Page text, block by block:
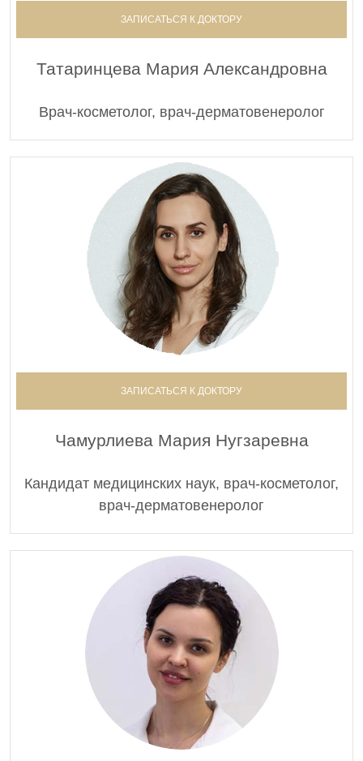
ЗАПИСАТЬСЯ К ДОКТОРУ
Татаринцева Мария Александровна
Врач-косметолог, врач-дерматовенеролог
ЗАПИСАТЬСЯ К ДОКТОРУ
Чамурлиева Мария Нугзаревна
Кандидат медицинских наук, врач-косметолог,
врач-дерматовенеролог